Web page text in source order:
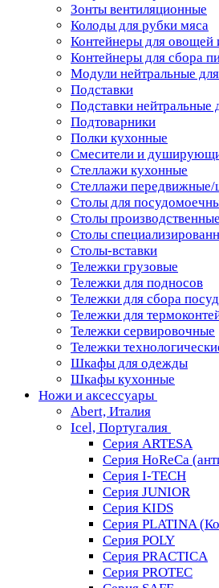
Зонты вентиляционные
Колоды для рубки мяса
Контейнеры для овощей
Контейнеры для сбора
Модули нейтральные
Подставки
Подставки нейтральные
Подтоварники
Полки кухонные
Смесители и
Стеллажи кухонные
Стеллажи
Столы для
Столы производственные
Столы
Столы-вставки
Тележки грузовые
Тележки для подносов
Тележки для сбора
Тележки для
Тележки сервировочные
Тележки
Шкафы для одежды
Шкафы кухонные
Ножи и аксессуары
Abert, Италия
Icel, Португалия
Серия ARTESA
Серия HoReCa
Серия I-TECH
Серия JUNIOR
Серия KIDS
Серия PLATINA
Серия POLY
Серия PRACTICA
Серия PROTEC